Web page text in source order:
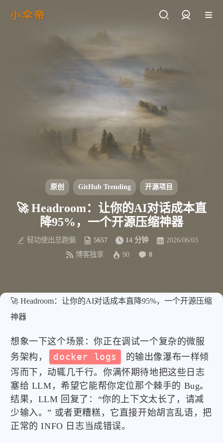
小伞帝
原创 GitHub Trending 开源项目
🚀 Headroom：让你的AI对话成本直
降95%，一个开源压缩神器
轻功使出总跑偏 5657 14 分钟
2026/06/03
博客独享
90 0
🚀 Headroom：让你的AI对话成本直降95%，一个开源压缩
神器
想象一下这个场景：你正在调试一个复杂的微服
务架构，
docker logs
的输出像瀑布一样倾
泻而下，动辄几千行。你满怀期待地把这些日志
塞给 LLM，希望它能帮你定位那个棘手的 Bug。
结果，LLM 回复了：“你的上下文太长了，请减
少输入。” 或者更糟糕，它直接开始胡言乱语，把
正常的 INFO 日志当成错误。